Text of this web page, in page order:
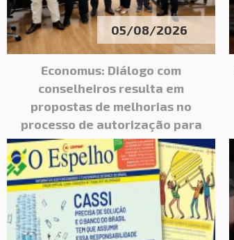
05/08/2026
Economus: Diálogo com
conselheiros resulta em
propostas de melhorias no
processo de autorização para
exames